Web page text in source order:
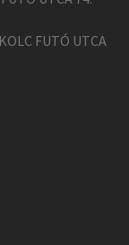
FUTÓ UTCA